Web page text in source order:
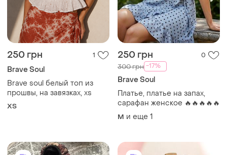
250 грн 1
Brave Soul
Brave soul белый топ из
прошвы, на завязках, xs
ХS
250 грн 0
300 грн -17%
Brave Soul
Платье, платье на запах,
сарафан женское 🔥🔥🔥🔥🔥
M и еще 1